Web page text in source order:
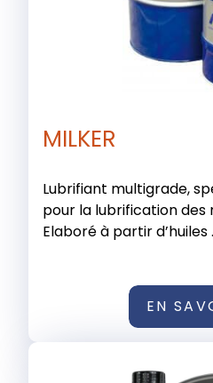
MILKER
Lubrifiant multigrade,
pour la lubrification des
Elaboré à partir d’huiles
EN